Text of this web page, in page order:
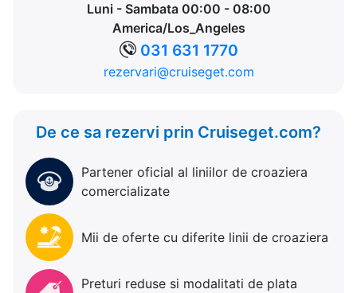
Luni - Sambata 00:00 - 08:00
America/Los_Angeles
031 631 1770
rezervari@cruiseget.com
De ce sa rezervi prin Cruiseget.com?
Partener oficial al liniilor de croaziera
comercializate
Mii de oferte cu diferite linii de croaziera
Preturi reduse si modalitati de plata